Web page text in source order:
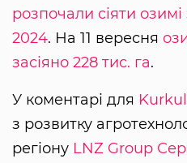
розпочали сіяти
2024. На 11 вересня
засіяно 228 тис. га.
У коментарі для
з розвитку
регіону LNZ Group